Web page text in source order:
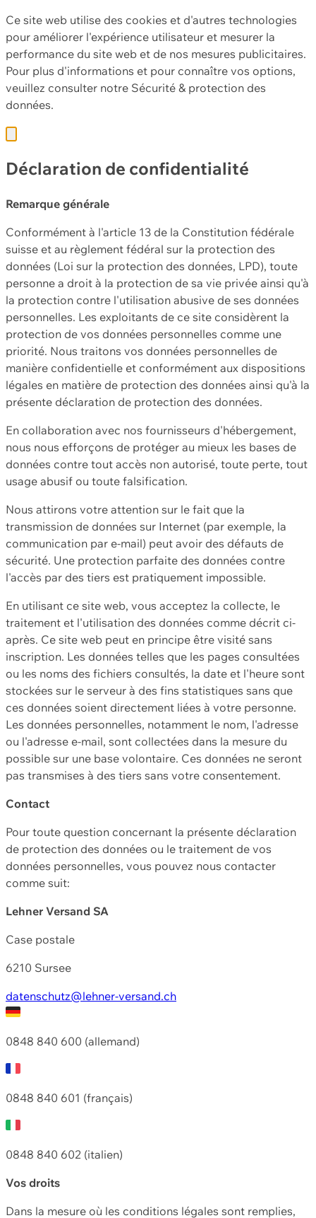
Ce site web utilise des cookies et d'autres technologies
pour améliorer l'expérience utilisateur et mesurer la
performance du site web et de nos mesures publicitaires.
Pour plus d'informations et pour connaître vos options,
veuillez consulter notre Sécurité & protection des
données.
Déclaration de confidentialité
Remarque générale
Conformément à l'article 13 de la Constitution fédérale
suisse et au règlement fédéral sur la protection des
données (Loi sur la protection des données, LPD), toute
personne a droit à la protection de sa vie privée ainsi qu'à
la protection contre l'utilisation abusive de ses données
personnelles. Les exploitants de ce site considèrent la
protection de vos données personnelles comme une
priorité. Nous traitons vos données personnelles de
manière confidentielle et conformément aux dispositions
légales en matière de protection des données ainsi qu'à la
présente déclaration de protection des données.
En collaboration avec nos fournisseurs d'hébergement,
nous nous efforçons de protéger au mieux les bases de
données contre tout accès non autorisé, toute perte, tout
usage abusif ou toute falsification.
Nous attirons votre attention sur le fait que la
transmission de données sur Internet (par exemple, la
communication par e-mail) peut avoir des défauts de
sécurité. Une protection parfaite des données contre
l'accès par des tiers est pratiquement impossible.
En utilisant ce site web, vous acceptez la collecte, le
traitement et l'utilisation des données comme décrit ci-
après. Ce site web peut en principe être visité sans
inscription. Les données telles que les pages consultées
ou les noms des fichiers consultés, la date et l'heure sont
stockées sur le serveur à des fins statistiques sans que
ces données soient directement liées à votre personne.
Les données personnelles, notamment le nom, l'adresse
ou l'adresse e-mail, sont collectées dans la mesure du
possible sur une base volontaire. Ces données ne seront
pas transmises à des tiers sans votre consentement.
Contact
Pour toute question concernant la présente déclaration
de protection des données ou le traitement de vos
données personnelles, vous pouvez nous contacter
comme suit:
Lehner Versand SA
Case postale
6210 Sursee
datenschutz@lehner-versand.ch
0848 840 600 (allemand)
0848 840 601 (français)
0848 840 602 (italien)
Vos droits
Dans la mesure où les conditions légales sont remplies,